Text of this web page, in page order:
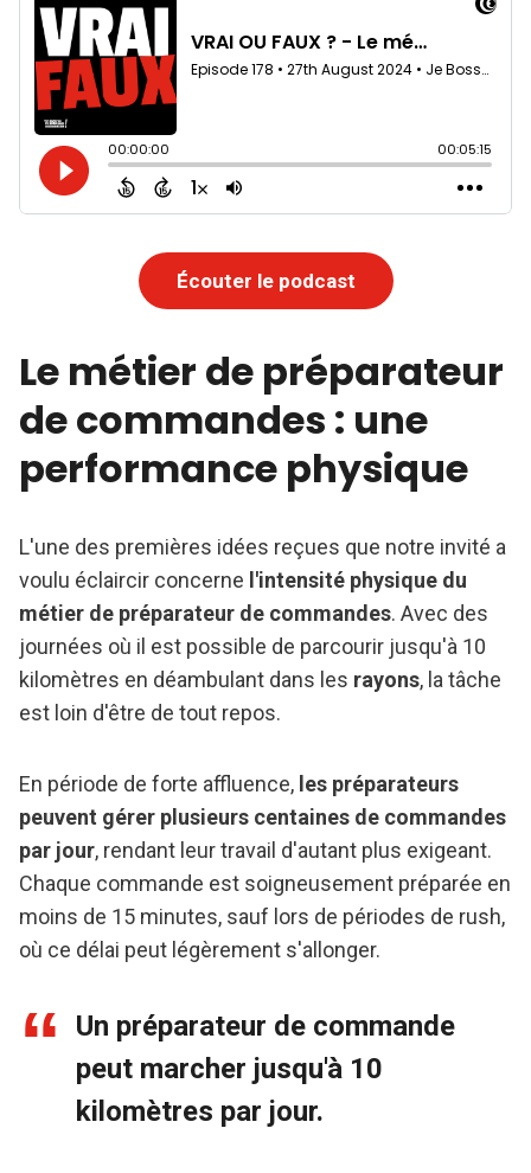
Écouter le podcast
Le métier de préparateur
de commandes : une
performance physique
L'une des premières idées reçues que notre invité a
voulu éclaircir concerne l'intensité physique du
métier de préparateur de commandes. Avec des
journées où il est possible de parcourir jusqu'à 10
kilomètres en déambulant dans les rayons, la tâche
est loin d'être de tout repos.
En période de forte affluence, les préparateurs
peuvent gérer plusieurs centaines de commandes
par jour, rendant leur travail d'autant plus exigeant.
Chaque commande est soigneusement préparée en
moins de 15 minutes, sauf lors de périodes de rush,
où ce délai peut légèrement s'allonger.
Un préparateur de commande
peut marcher jusqu'à 10
kilomètres par jour.